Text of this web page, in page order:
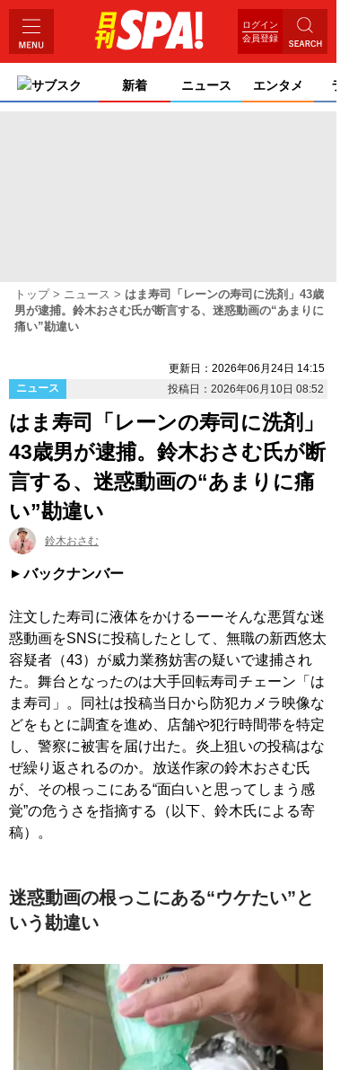
ログイン
会員登録
サブスク 新着 ニュース エンタメ
トップ ニュース
はま寿司「レーンの寿司に洗剤」43歳
男が逮捕。鈴木おさむ氏が断言する、迷惑動画の“あまりに
痛い”勘違い
更新日：2026年06月24日 14:15
ニュース
投稿日：2026年06月10日 08:52
はま寿司「レーンの寿司に洗剤」
43歳男が逮捕。鈴木おさむ氏が断
言する、迷惑動画の“あまりに痛
い”勘違い
鈴木おさむ
バックナンバー
注文した寿司に液体をかけるーーそんな悪質な迷
惑動画をSNSに投稿したとして、無職の新西悠太
容疑者（43）が威力業務妨害の疑いで逮捕され
た。舞台となったのは大手回転寿司チェーン「は
ま寿司」。同社は投稿当日から防犯カメラ映像な
どをもとに調査を進め、店舗や犯行時間帯を特定
し、警察に被害を届け出た。炎上狙いの投稿はな
ぜ繰り返されるのか。放送作家の鈴木おさむ氏
が、その根っこにある“面白いと思ってしまう感
覚”の危うさを指摘する（以下、鈴木氏による寄
稿）。
迷惑動画の根っこにある“ウケたい”と
いう勘違い